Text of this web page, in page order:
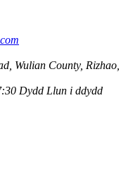
Wulian County, Rizhao,
Dydd Llun i ddydd